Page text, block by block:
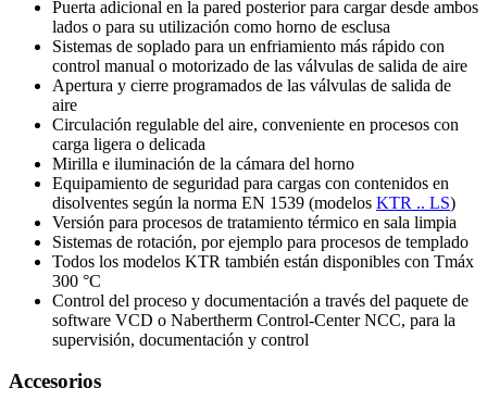
Puerta adicional en la pared posterior para cargar desde ambos
lados o para su utilización como horno de esclusa
Sistemas de soplado para un enfriamiento más rápido con
control manual o motorizado de las válvulas de salida de aire
Apertura y cierre programados de las válvulas de salida de
aire
Circulación regulable del aire, conveniente en procesos con
carga ligera o delicada
Mirilla e iluminación de la cámara del horno
Equipamiento de seguridad para cargas con contenidos en
disolventes según la norma EN 1539 (modelos KTR .. LS)
Versión para procesos de tratamiento térmico en sala limpia
Sistemas de rotación, por ejemplo para procesos de templado
Todos los modelos KTR también están disponibles con Tmáx
300 °C
Control del proceso y documentación a través del paquete de
software VCD o Nabertherm Control-Center NCC, para la
supervisión, documentación y control
Accesorios